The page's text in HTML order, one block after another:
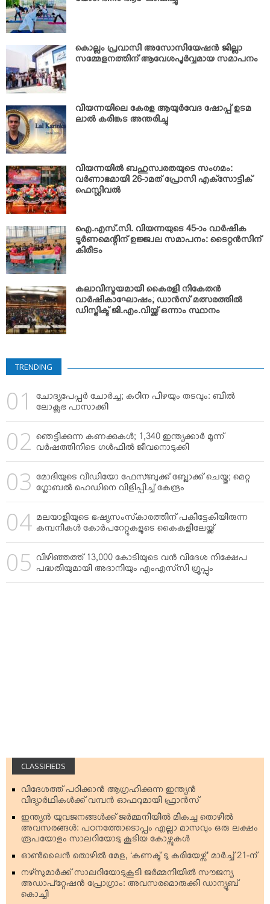
കൊല്ലം പ്രവാസി അസോസിയേഷന്‍ ജില്ലാ
സമ്മേളനത്തിന് ആവേശപൂര്‍വ്വമായ സമാപനം
വിയന്നയിലെ കേരള ആയുര്‍വേദ ഷോപ്പ് ഉടമ
ലാല്‍ കരിങ്കട അന്തരിച്ചു
വിയന്നയില്‍ ബഹുസ്വരതയുടെ സംഗമം:
വര്‍ണാഭമായി 26-ാമത് പ്രോസി എക്‌സോട്ടിക്
ഫെസ്റ്റിവല്‍
ഐ.എസ്.സി. വിയന്നയുടെ 45-ാം വാര്‍ഷിക
ടൂര്‍ണമെന്റിന് ഉജ്ജ്വല സമാപനം: ടൈറ്റന്‍സിന്
കിരീടം
കലാവിസ്മയമായി കൈരളി നികേതന്‍
വാര്‍ഷികാഘോഷം; ഡാന്‍സ് മത്സരത്തില്‍
ഡിസ്ട്രിക്ട് ജി.എം.വിയ്ക്ക് ഒന്നാം സ്ഥാനം
TRENDING
ചോദ്യപേപ്പര്‍ ചോര്‍ച്ച; കഠിന പിഴയും തടവും: ബില്‍
ലോക്സഭ പാസാക്കി
ഞെട്ടിക്കുന്ന കണക്കുകള്‍; 1,340 ഇന്ത്യക്കാര്‍ മൂന്ന്
വര്‍ഷത്തിനിടെ ഗള്‍ഫില്‍ ജീവനൊടുക്കി
മോദിയുടെ വീഡിയോ ഫേസ്ബുക്ക് ബ്ലോക്ക് ചെയ്തു; മെറ്റ
ഗ്ലോബല്‍ ഹെഡിനെ വിളിപ്പിച്ച് കേന്ദ്രം
മലയാളിയുടെ ഭഷ്യസംസ്‌കാരത്തിന് പകിട്ടേകിയിരുന്ന
കമ്പനികള്‍ കോര്‍പറേറ്റുകളുടെ കൈകളിലേയ്ക്ക്
വിഴിഞ്ഞത്ത് 13,000 കോടിയുടെ വന്‍ വിദേശ നിക്ഷേപ
പദ്ധതിയുമായി അദാനിയും എംഎസ്‌സി ഗ്രൂപ്പും
CLASSIFIEDS
വിദേശത്ത് പഠിക്കാന്‍ ആഗ്രഹിക്കുന്ന ഇന്ത്യന്‍
വിദ്യാര്‍ഥികള്‍ക്ക് വമ്പന്‍ ഓഫറുമായി ഫ്രാന്‍സ്
ഇന്ത്യന്‍ യുവജനങ്ങള്‍ക്ക് ജര്‍മ്മനിയില്‍ മികച്ച തൊഴില്‍
അവസരങ്ങള്‍: പഠനത്തോടൊപ്പം എല്ലാ മാസവും ഒരു ലക്ഷം
രൂപയോളം സാലറിയോടു കൂടിയ കോഴ്സുകള്‍
ഓണ്‍ലൈന്‍ തൊഴില്‍ മേള, ‘കണക്ട് ടു കരിയേഴ്സ്’ മാര്‍ച്ച് 21-ന്
നഴ്‌സുമാര്‍ക്ക് സാലറിയോടുകൂടി ജര്‍മ്മനിയില്‍ സൗജന്യ
അഡാപ്റ്റേഷന്‍ പ്രോഗ്രാം: അവസരമൊരുക്കി ഡാന്യൂബ്
കൊച്ചി